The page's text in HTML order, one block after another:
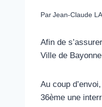
Par Jean-Claude
Afin de
Ville de
Au coup
36ème une